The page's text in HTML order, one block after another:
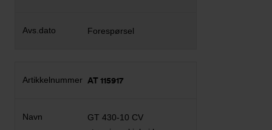
Forespørsel
AT 115917
GT 430-10 CV